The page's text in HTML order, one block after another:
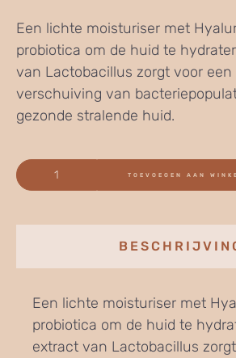
Een lichte moisturiser met
probiotica om de huid te
van Lactobacillus zorgt voor een
verschuiving van
gezonde stralende huid.
TOEVOEGEN AAN
Een lichte moisturiser met
probiotica om de huid te
extract van Lactobacillus